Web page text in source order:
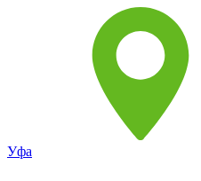
Уфа